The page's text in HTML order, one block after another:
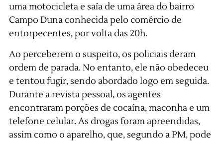
uma motocicleta e saía de uma área do bairro
Campo Duna conhecida pelo comércio de
entorpecentes, por volta das 20h.
Ao perceberem o suspeito, os policiais deram
ordem de parada. No entanto, ele não obedeceu
e tentou fugir, sendo abordado logo em seguida.
Durante a revista pessoal, os agentes
encontraram porções de cocaína, maconha e um
telefone celular. As drogas foram apreendidas,
assim como o aparelho, que, segundo a PM, pode